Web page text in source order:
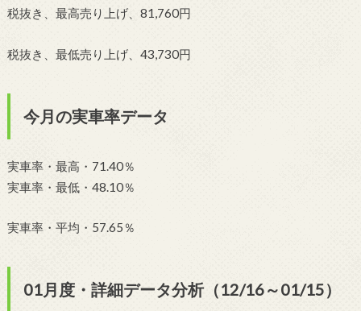
税抜き、最高売り上げ、81,760円
税抜き、最低売り上げ、43,730円
今月の実車率データ
実車率・最高・71.40％
実車率・最低・48.10％
実車率・平均・57.65％
01月度・詳細データ分析（12/16～01/15）